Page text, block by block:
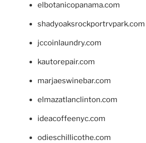
elbotanicopanama.com
shadyoaksrockportrvpark.com
jccoinlaundry.com
kautorepair.com
marjaeswinebar.com
elmazatlanclinton.com
ideacoffeenyc.com
odieschillicothe.com